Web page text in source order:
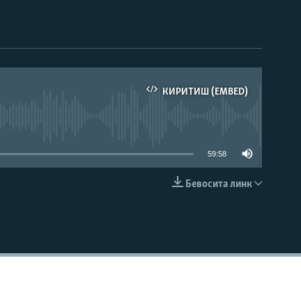
КИРИТИШ (EMBED)
59:58
Бевосита линк